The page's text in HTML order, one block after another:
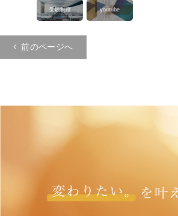
受験制度 youtube
投稿ナビゲーション
前のページへ